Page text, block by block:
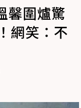
馨圍爐驚
網笑：不